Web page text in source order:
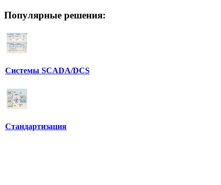
Популярные решения:
Системы SCADA/DCS
Стандартизация